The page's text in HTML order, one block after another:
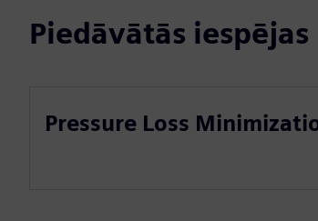
Piedāvātās iespējas
Pressure Loss